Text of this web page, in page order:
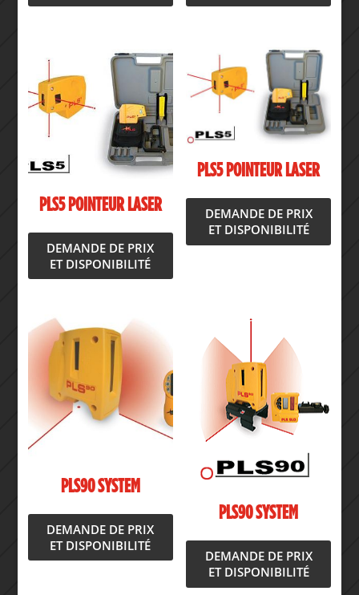
PLS5 POINTEUR LASER
DEMANDE DE PRIX
ET DISPONIBILITÉ
PLS5 POINTEUR LASER
DEMANDE DE PRIX
ET DISPONIBILITÉ
PLS90 SYSTEM
DEMANDE DE PRIX
ET DISPONIBILITÉ
PLS90 SYSTEM
DEMANDE DE PRIX
ET DISPONIBILITÉ